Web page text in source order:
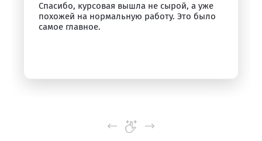
Спасибо, курсовая вышла не сырой, а уже
похожей на нормальную работу. Это было
самое главное.